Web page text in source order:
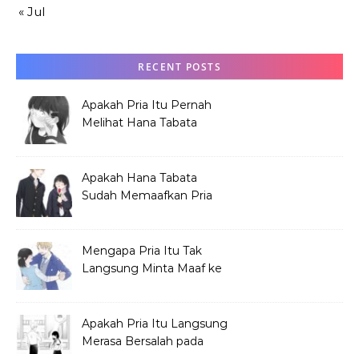
« Jul
RECENT POSTS
Apakah Pria Itu Pernah
Melihat Hana Tabata
Apakah Hana Tabata
Sudah Memaafkan Pria
Mengapa Pria Itu Tak
Langsung Minta Maaf ke
Apakah Pria Itu Langsung
Merasa Bersalah pada